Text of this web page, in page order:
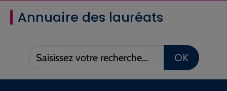
Annuaire des lauréats
Saisissez
votre
OK